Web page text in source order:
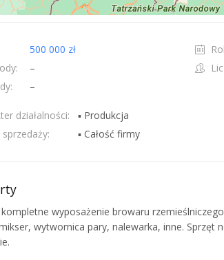
500 000 zł
–
–
działalności:
▪ Produkcja
▪ Całość firmy
wyposażenie browaru
wytwornica pary, nalewarka, inne. Sprzęt